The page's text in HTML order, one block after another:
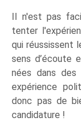
Il n'est pas
tenter
qui réussissent
sens d’écoute
nées dans des
expérience
donc pas de
candidature !